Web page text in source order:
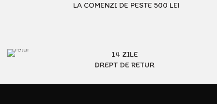
LA COMENZI DE PESTE 500 LEI
14 ZILE
DREPT DE RETUR